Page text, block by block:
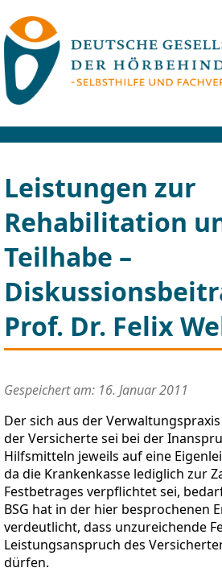
Leistungen zur
Rehabilitation
Teilhabe –
Prof. Dr. Felix
Gespeichert am: 16. Januar 2011
Der sich aus der
der Versicherte sei bei der
Hilfsmitteln jeweils auf eine
da die Krankenkasse lediglich zur
Festbetrages verpflichtet sei,
BSG hat in der hier besprochenen
verdeutlicht, dass unzureichende
Leistungsanspruch des
dürfen.